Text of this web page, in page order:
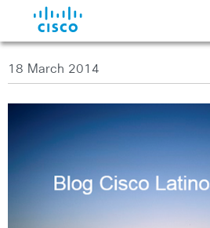
18 March 2014